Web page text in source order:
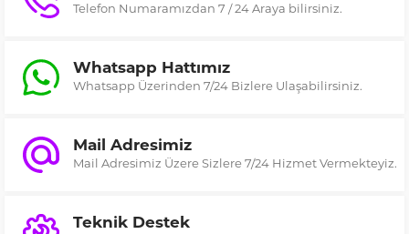
Telefon Numaramızdan 7 / 24 Araya bilirsiniz.
Whatsapp Hattımız
Whatsapp Üzerinden 7/24 Bizlere Ulaşabilirsiniz.
Mail Adresimiz
Mail Adresimiz Üzere Sizlere 7/24 Hizmet Vermekteyiz.
Teknik Destek